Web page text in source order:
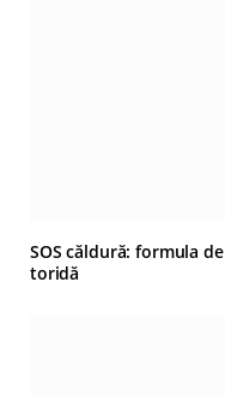
SOS căldură: formula
toridă